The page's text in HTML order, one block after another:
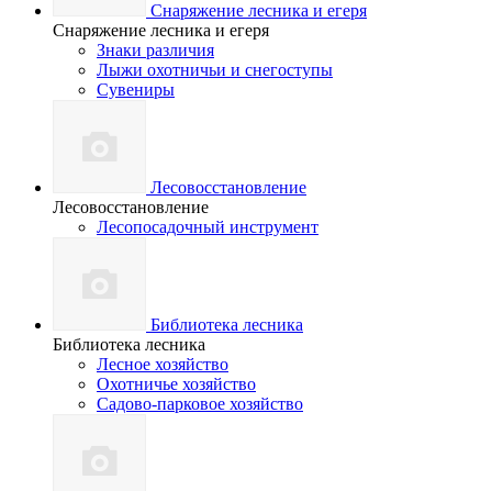
Снаряжение лесника и егеря
Снаряжение лесника и егеря
Знаки различия
Лыжи охотничьи и снегоступы
Сувениры
Лесовосстановление
Лесовосстановление
Лесопосадочный инструмент
Библиотека лесника
Библиотека лесника
Лесное хозяйство
Охотничье хозяйство
Садово-парковое хозяйство